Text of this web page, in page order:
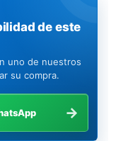
de este
uno de nuestros
su compra.
→